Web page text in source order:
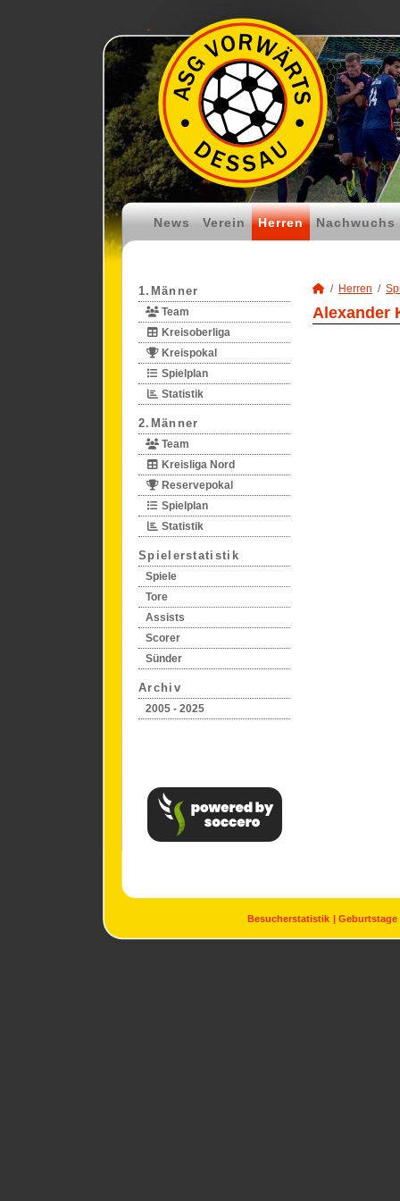
News Verein Herren Nachwuchs
1.Männer
Team
Kreisoberliga
Kreispokal
Spielplan
Statistik
2.Männer
Team
Kreisliga Nord
Reservepokal
Spielplan
Statistik
Spielerstatistik
Spiele
Tore
Assists
Scorer
Sünder
Archiv
2005 - 2025
Herren
Alexander
Besucherstatistik Geburtstage